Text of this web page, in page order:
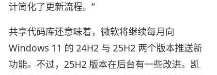
计简化了更新流程。”
共享代码库还意味着，微软将继续每月向
Windows 11 的 24H2 与 25H2 两个版本推送新
功能。不过，25H2 版本在后台有一些改进。凯